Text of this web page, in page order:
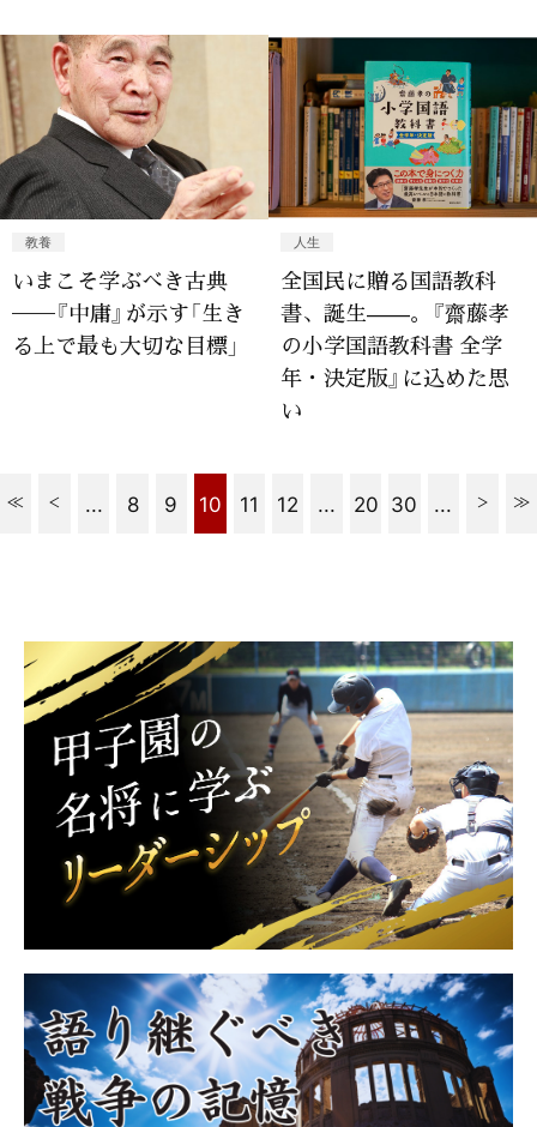
教養
いまこそ学ぶべき古典
──『中庸』が示す「生き
る上で最も大切な目標」
人生
全国民に贈る国語教科
書、誕生——。『齋藤孝
の小学国語教科書 全学
年・決定版』に込めた思
い
... 8 9 10 11 12 ... 20 30 ...